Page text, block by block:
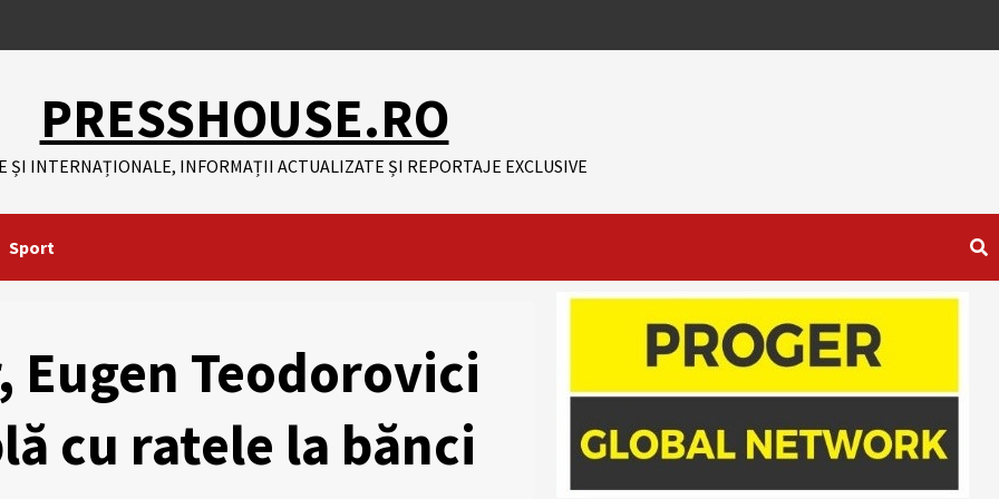
PRESSHOUSE.RO
ȘI INTERNAȚIONALE, INFORMAȚII ACTUALIZATE ȘI REPORTAJE EXCLUSIVE
Sport
Teodorovici
cu ratele la bănci